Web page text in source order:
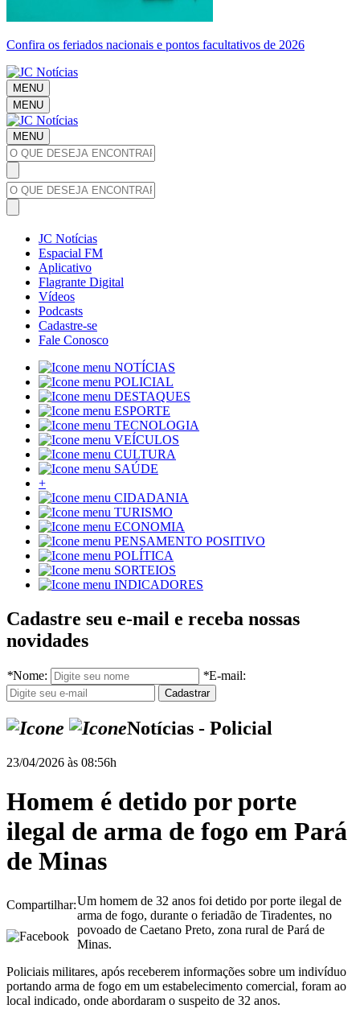
Confira os feriados nacionais e pontos facultativos de 2026
MENU
MENU
MENU
JC Notícias
Espacial FM
Aplicativo
Flagrante Digital
Vídeos
Podcasts
Cadastre-se
Fale Conosco
NOTÍCIAS
POLICIAL
DESTAQUES
ESPORTE
TECNOLOGIA
VEÍCULOS
CULTURA
SAÚDE
+
CIDADANIA
TURISMO
ECONOMIA
PENSAMENTO POSITIVO
POLÍTICA
SORTEIOS
INDICADORES
Cadastre seu e-mail e receba nossas
novidades
*Nome: *E-mail:
Notícias - Policial
23/04/2026 às 08:56h
Homem é detido por porte
ilegal de arma de fogo em Pará
de Minas
Compartilhar:Um homem de 32 anos foi detido por porte ilegal de
arma de fogo, durante o feriadão de Tiradentes, no
povoado de Caetano Preto, zona rural de Pará de
Minas.
Policiais militares, após receberem informações sobre um indivíduo
portando arma de fogo em um estabelecimento comercial, foram ao
local indicado, onde abordaram o suspeito de 32 anos.